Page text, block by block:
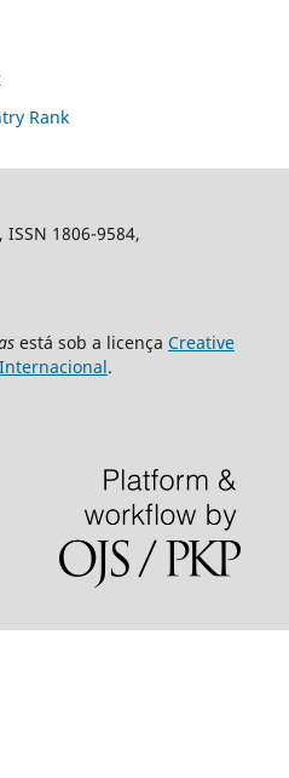
ISSN 1806-9584,
está sob a licença Creative
.